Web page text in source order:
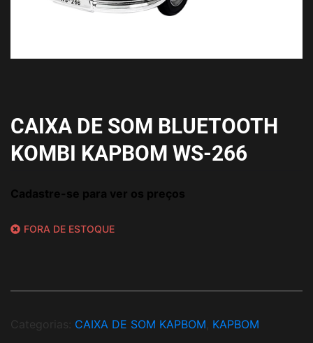
CAIXA DE SOM BLUETOOTH
KOMBI KAPBOM WS-266
Cadastre-se para ver os preços
FORA DE ESTOQUE
Categorias: CAIXA DE SOM KAPBOM KAPBOM